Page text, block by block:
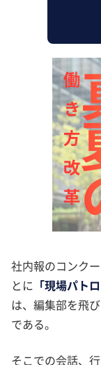
社内報のコンク
とに 「現場パト
は、編集部を飛
である。
そこでの会話、